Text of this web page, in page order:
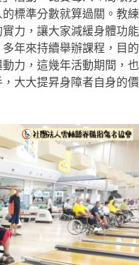
標準分數就算過關。教練
力，讓大家減緩身體功能
年來持續舉辦課程，目的
力，這幾年活動期間，也
大大提昇身障者自身的價